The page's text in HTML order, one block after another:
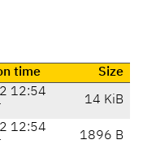
time
Size
12:54
14 KiB
12:54
1896 B